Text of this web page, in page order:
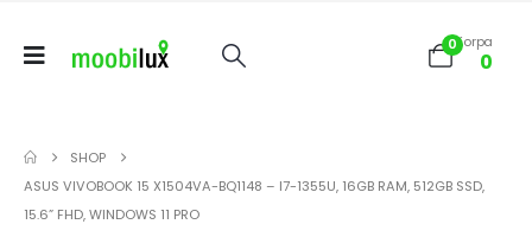
0Korpa
0
SHOP
ASUS VIVOBOOK 15 X1504VA-BQ1148 – I7-1355U, 16GB RAM, 512GB SSD,
15.6” FHD, WINDOWS 11 PRO